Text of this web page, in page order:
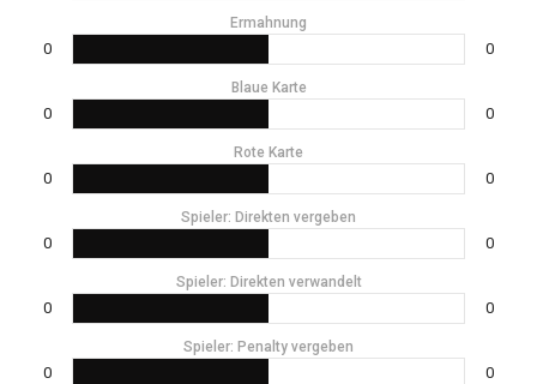
Ermahnung
0 0
Blaue Karte
0 0
Rote Karte
0 0
Spieler: Direkten vergeben
0 0
Spieler: Direkten verwandelt
0 0
Spieler: Penalty vergeben
0 0